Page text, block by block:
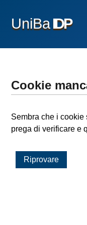
UniBaIDP
Cookie
Sembra che i
prega di verificare e
Riprovare